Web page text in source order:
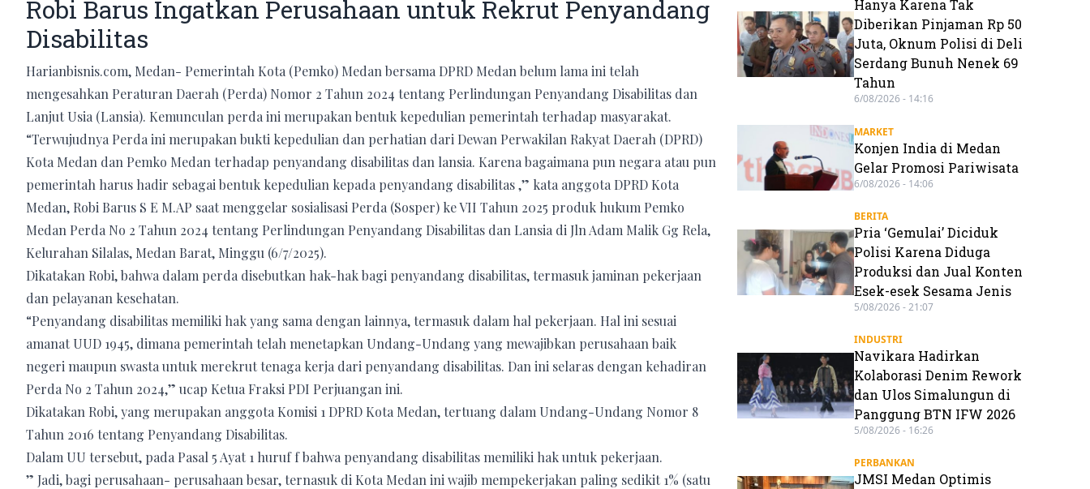
Robi Barus Ingatkan Perusahaan untuk Rekrut Penyandang
Disabilitas
Harianbisnis.com, Medan- Pemerintah Kota (Pemko) Medan bersama DPRD Medan belum lama ini telah
mengesahkan Peraturan Daerah (Perda) Nomor 2 Tahun 2024 tentang Perlindungan Penyandang Disabilitas dan
Lanjut Usia (Lansia). Kemunculan perda ini merupakan bentuk kepedulian pemerintah terhadap masyarakat.
“Terwujudnya Perda ini merupakan bukti kepedulian dan perhatian dari Dewan Perwakilan Rakyat Daerah (DPRD)
Kota Medan dan Pemko Medan terhadap penyandang disabilitas dan lansia. Karena bagaimana pun negara atau pun
pemerintah harus hadir sebagai bentuk kepedulian kepada penyandang disabilitas ,” kata anggota DPRD Kota
Medan, Robi Barus S E M.AP saat menggelar sosialisasi Perda (Sosper) ke VII Tahun 2025 produk hukum Pemko
Medan Perda No 2 Tahun 2024 tentang Perlindungan Penyandang Disabilitas dan Lansia di Jln Adam Malik Gg Rela,
Kelurahan Silalas, Medan Barat, Minggu (6/7/2025).
Dikatakan Robi, bahwa dalam perda disebutkan hak-hak bagi penyandang disabilitas, termasuk jaminan pekerjaan
dan pelayanan kesehatan.
“Penyandang disabilitas memiliki hak yang sama dengan lainnya, termasuk dalam hal pekerjaan. Hal ini sesuai
amanat UUD 1945, dimana pemerintah telah menetapkan Undang-Undang yang mewajibkan perusahaan baik
negeri maupun swasta untuk merekrut tenaga kerja dari penyandang disabilitas. Dan ini selaras dengan kehadiran
Perda No 2 Tahun 2024,” ucap Ketua Fraksi PDI Perjuangan ini.
Dikatakan Robi, yang merupakan anggota Komisi 1 DPRD Kota Medan, tertuang dalam Undang-Undang Nomor 8
Tahun 2016 tentang Penyandang Disabilitas.
Dalam UU tersebut, pada Pasal 5 Ayat 1 huruf f bahwa penyandang disabilitas memiliki hak untuk pekerjaan.
” Jadi, bagi perusahaan- perusahaan besar, ternasuk di Kota Medan ini wajib mempekerjakan paling sedikit 1% (satu
Hanya Karena Tak
Diberikan Pinjaman Rp 50
Juta, Oknum Polisi di Deli
Serdang Bunuh Nenek 69
Tahun
6/08/2026 - 14:16
MARKET
Konjen India di Medan
Gelar Promosi Pariwisata
6/08/2026 - 14:06
BERITA
Pria ‘Gemulai’ Diciduk
Polisi Karena Diduga
Produksi dan Jual Konten
Esek-esek Sesama Jenis
5/08/2026 - 21:07
INDUSTRI
Navikara Hadirkan
Kolaborasi Denim Rework
dan Ulos Simalungun di
Panggung BTN IFW 2026
5/08/2026 - 16:26
PERBANKAN
JMSI Medan Optimis